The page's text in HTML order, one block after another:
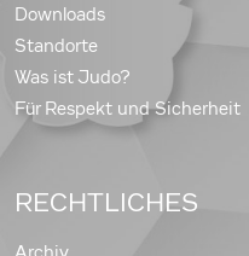
Downloads
Standorte
Was ist Judo?
Für Respekt und Sicherheit
RECHTLICHES